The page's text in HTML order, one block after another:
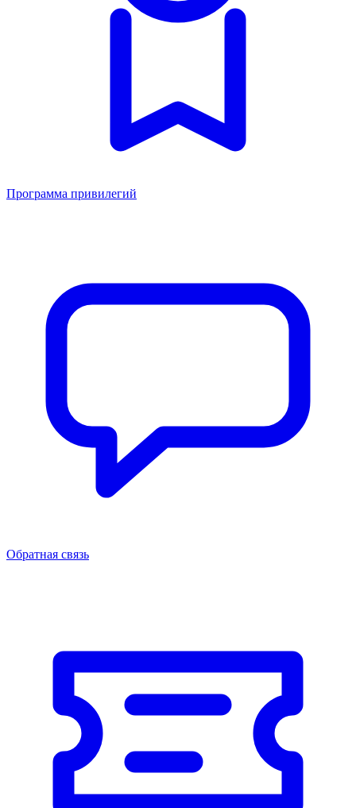
Программа привилегий
Обратная связь